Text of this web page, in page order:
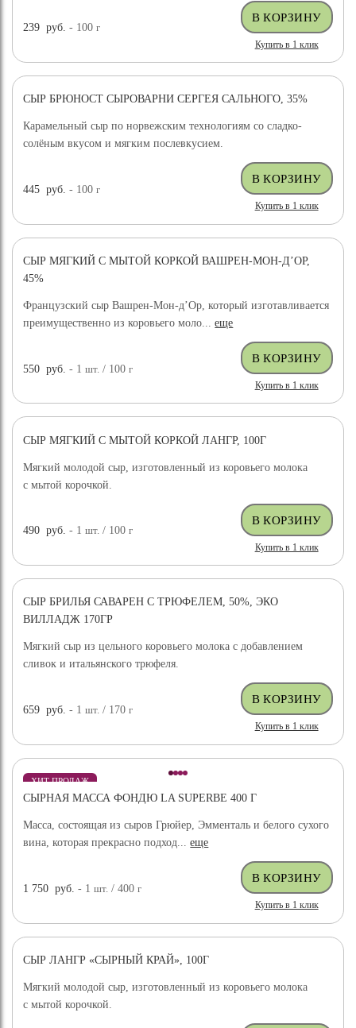
239 руб. - 100г
Купить в 1 клик
ХИТ ПРОДАЖ
СЫР БРЮНОСТ СЫРОВАРНИ СЕРГЕЯ САЛЬНОГО, 35%
Карамельный сыр по норвежским технологиям со сладко-
солёным вкусом и мягким послевкусием.
445 руб. - 100г
Купить в 1 клик
СЫР МЯГКИЙ С МЫТОЙ КОРКОЙ ВАШРЕН-МОН-Д’ОР,
45%
Французский сыр Вашрен-Мон-д’Ор, который изготавливается
преимущественно из коровьего моло...еще
550 руб. - 1шт. / 100г
Купить в 1 клик
СЫР МЯГКИЙ С МЫТОЙ КОРКОЙ ЛАНГР, 100Г
Мягкий молодой сыр, изготовленный из коровьего молока
с мытой корочкой.
490 руб. - 1шт. / 100г
Купить в 1 клик
СЫР БРИЛЬЯ САВАРЕН С ТРЮФЕЛЕМ, 50%, ЭКО
ВИЛЛАДЖ 170ГР
Мягкий сыр из цельного коровьего молока с добавлением
сливок и итальянского трюфеля.
659 руб. - 1шт. / 170г
Купить в 1 клик
ХИТ ПРОДАЖ
СЫРНАЯ МАССА ФОНДЮ LA SUPERBE 400 Г
Масса, состоящая из сыров Грюйер, Эмменталь и белого сухого
вина, которая прекрасно подход...еще
1 750 руб. - 1шт. / 400г
Купить в 1 клик
СЫР ЛАНГР «СЫРНЫЙ КРАЙ», 100Г
Мягкий молодой сыр, изготовленный из коровьего молока
с мытой корочкой.